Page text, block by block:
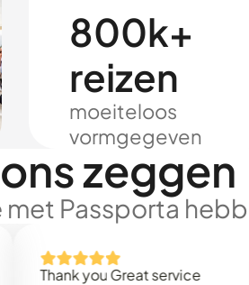
800k+
reizen
moeiteloos
vormgegeven
zeggen
met Passporta
you Great service